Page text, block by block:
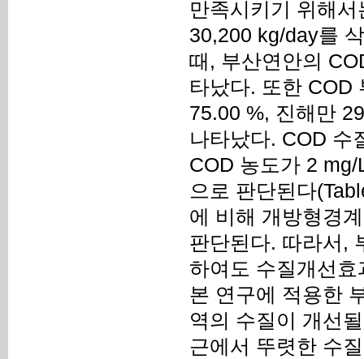
만족시키기 위해
30,200 kg/day를
때, 부산연안의
타났다. 또한 COD
75.00 %, 진해만
나타났다. COD 수
COD 농도가 2
으로 판단된다
에 비해 개방형경
판단된다. 따라서,
하여도 수질개선
본 연구에 적용한
역의 수질이 개선
근에서 뚜렷한 수